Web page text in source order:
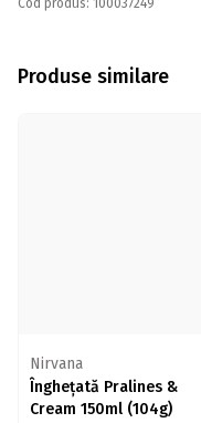
Cod produs: 100037249
Produse similare
Nirvana
Înghețată Pralines &
Cream 150ml (104g)